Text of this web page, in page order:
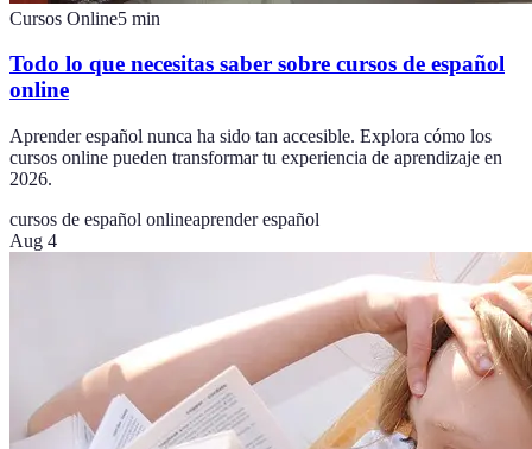
Cursos Online5 min
Todo lo que necesitas saber sobre cursos de español
online
Aprender español nunca ha sido tan accesible. Explora cómo los
cursos online pueden transformar tu experiencia de aprendizaje en
2026.
cursos de español onlineaprender español
Aug 4